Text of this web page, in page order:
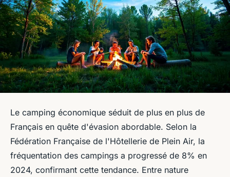
Le camping économique séduit de plus en plus de
Français en quête d'évasion abordable. Selon la
Fédération Française de l'Hôtellerie de Plein Air, la
fréquentation des campings a progressé de 8% en
2024, confirmant cette tendance. Entre nature